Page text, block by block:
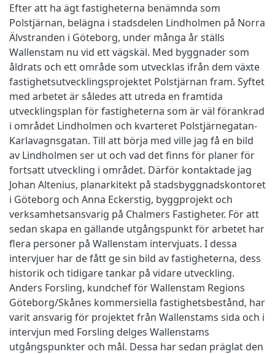
Efter att ha ägt fastigheterna benämnda som
Polstjärnan, belägna i stadsdelen Lindholmen på Norra
Älvstranden i Göteborg, under många år ställs
Wallenstam nu vid ett vägskäl. Med byggnader som
åldrats och ett område som utvecklas ifrån dem växte
fastighetsutvecklingsprojektet Polstjärnan fram. Syftet
med arbetet är således att utreda en framtida
utvecklingsplan för fastigheterna som är väl förankrad
i området Lindholmen och kvarteret Polstjärnegatan-
Karlavagnsgatan. Till att börja med ville jag få en bild
av Lindholmen ser ut och vad det finns för planer för
fortsatt utveckling i området. Därför kontaktade jag
Johan Altenius, planarkitekt på stadsbyggnadskontoret
i Göteborg och Anna Eckerstig, byggprojekt och
verksamhetsansvarig på Chalmers Fastigheter. För att
sedan skapa en gällande utgångspunkt för arbetet har
flera personer på Wallenstam intervjuats. I dessa
intervjuer har de fått ge sin bild av fastigheterna, dess
historik och tidigare tankar på vidare utveckling.
Anders Forsling, kundchef för Wallenstam Regions
Göteborg/Skånes kommersiella fastighetsbestånd, har
varit ansvarig för projektet från Wallenstams sida och i
intervjun med Forsling delges Wallenstams
utgångspunkter och mål. Dessa har sedan präglat den